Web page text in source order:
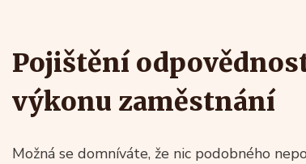
Pojištění
výkonu zaměstnání
Možná se domníváte, že nic podobného